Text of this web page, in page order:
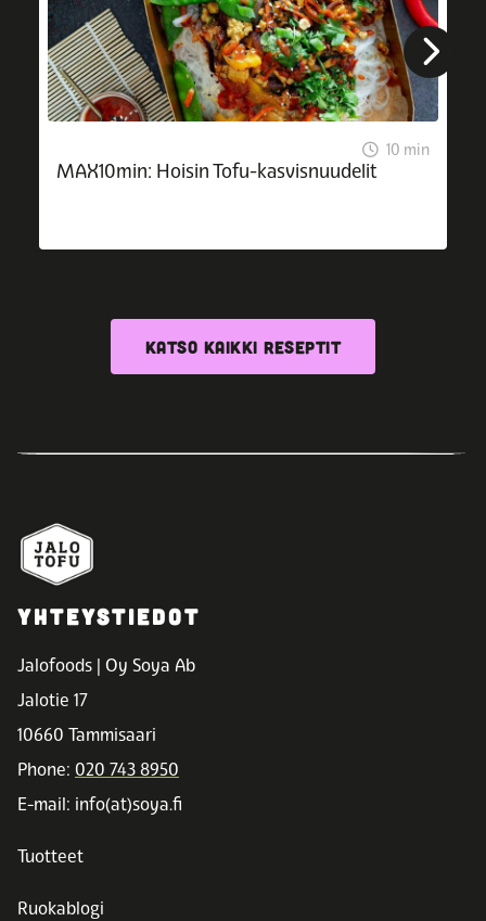
10 min
MAX10min: Hoisin Tofu-kasvisnuudelit
KATSO KAIKKI RESEPTIT
YHTEYSTIEDOT
Jalofoods | Oy Soya Ab
Jalotie 17
10660 Tammisaari
Phone: 020 743 8950
E-mail: info(at)soya.fi
Tuotteet
Ruokablogi